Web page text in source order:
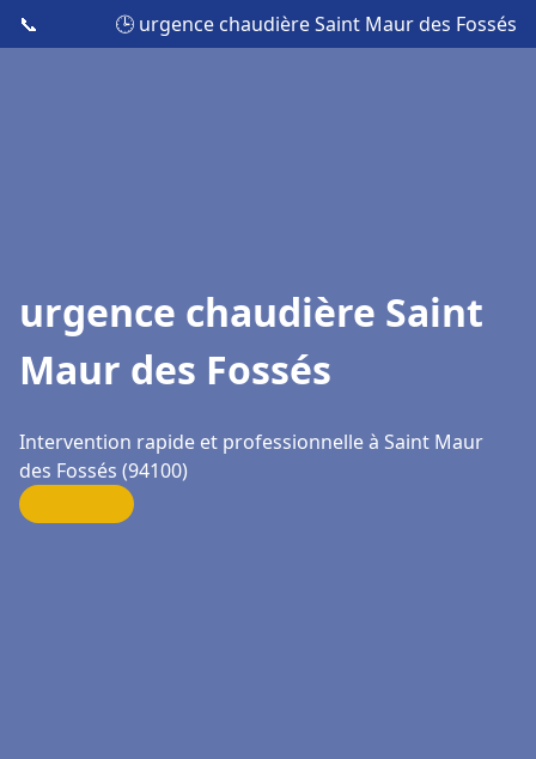
📞 🕒 urgence chaudière Saint Maur des Fossés
urgence chaudière Saint
Maur des Fossés
Intervention rapide et professionnelle à Saint Maur
des Fossés (94100)